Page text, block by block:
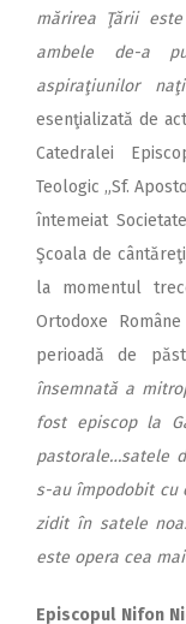
mărirea Ţării
ambele de-a
aspiraţiunilor
esenţializată de
Catedralei
Teologic „Sf.
întemeiat
Şcoala de
la momentul
Ortodoxe
perioadă de
însemnată a
fost episcop la
pastorale…satele
s-au împodobit
zidit în satele
este opera cea
Episcopul Nifon